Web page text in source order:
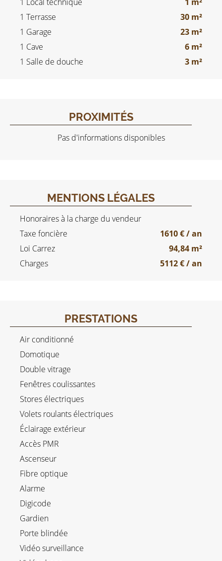
1 Terrasse
30 m²
1 Garage
23 m²
1 Cave
6 m²
1 Salle de douche
3 m²
PROXIMITÉS
Pas d'informations disponibles
MENTIONS LÉGALES
Honoraires à la charge du vendeur
Taxe foncière
1610 € / an
Loi Carrez
94,84 m²
Charges
5112 € / an
PRESTATIONS
Air conditionné
Domotique
Double vitrage
Fenêtres coulissantes
Stores électriques
Volets roulants électriques
Éclairage extérieur
Accès PMR
Ascenseur
Fibre optique
Alarme
Digicode
Gardien
Porte blindée
Vidéo surveillance